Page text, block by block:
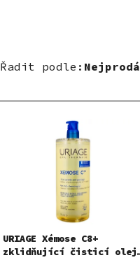
Řadit podle:
URIAGE Xémose C8+
zklidňující čisticí olej